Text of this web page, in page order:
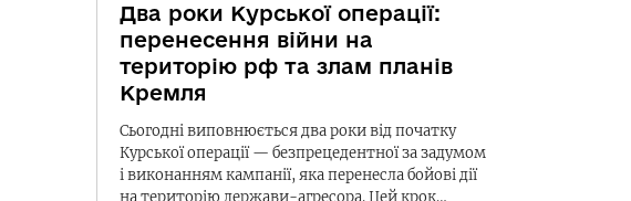
Два роки Курської операції:
перенесення війни на
територію рф та злам планів
Кремля
Сьогодні виповнюється два роки від початку
Курської операції — безпрецедентної за задумом
і виконанням кампанії, яка перенесла бойові дії